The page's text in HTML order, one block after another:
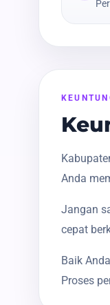
Anda
Jangan
cepat
Baik
Proses